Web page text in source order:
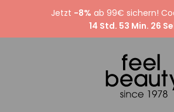
Jetzt -8% ab 99€ sichern!
14 Std. 53 Min. 25